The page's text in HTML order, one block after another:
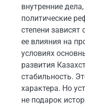
внутренние
политические
степени
ее влияния на
условиях
развития
стабильность.
характера. Но
не подарок